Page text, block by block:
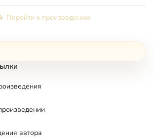
Перейти к произведению
автора